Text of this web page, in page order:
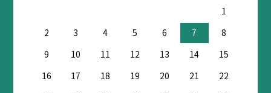
1
2
3 4 5 6 7
8
9
10 11 12 13 14
15
16
17 18 19 20 21
22